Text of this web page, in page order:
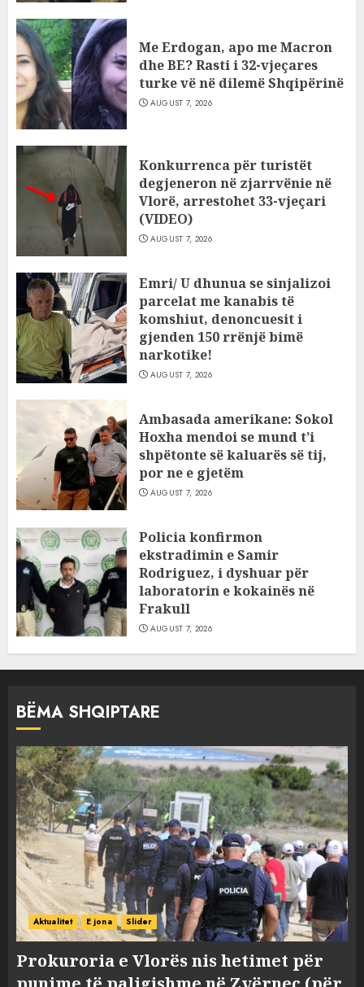
Me Erdogan, apo me Macron
dhe BE? Rasti i 32-vjeçares
turke vë në dilemë Shqipërinë
AUGUST 7, 2026
Konkurrenca për turistët
degjeneron në zjarrvënie në
Vlorë, arrestohet 33-vjeçari
(VIDEO)
AUGUST 7, 2026
Emri/ U dhunua se sinjalizoi
parcelat me kanabis të
komshiut, denoncuesit i
gjenden 150 rrënjë bimë
narkotike!
AUGUST 7, 2026
Ambasada amerikane: Sokol
Hoxha mendoi se mund t’i
shpëtonte së kaluarës së tij,
por ne e gjetëm
AUGUST 7, 2026
Policia konfirmon
ekstradimin e Samir
Rodriguez, i dyshuar për
laboratorin e kokainës në
Frakull
AUGUST 7, 2026
BËMA SHQIPTARE
Aktualitet E jona Slider
Prokuroria e Vlorës nis hetimet për